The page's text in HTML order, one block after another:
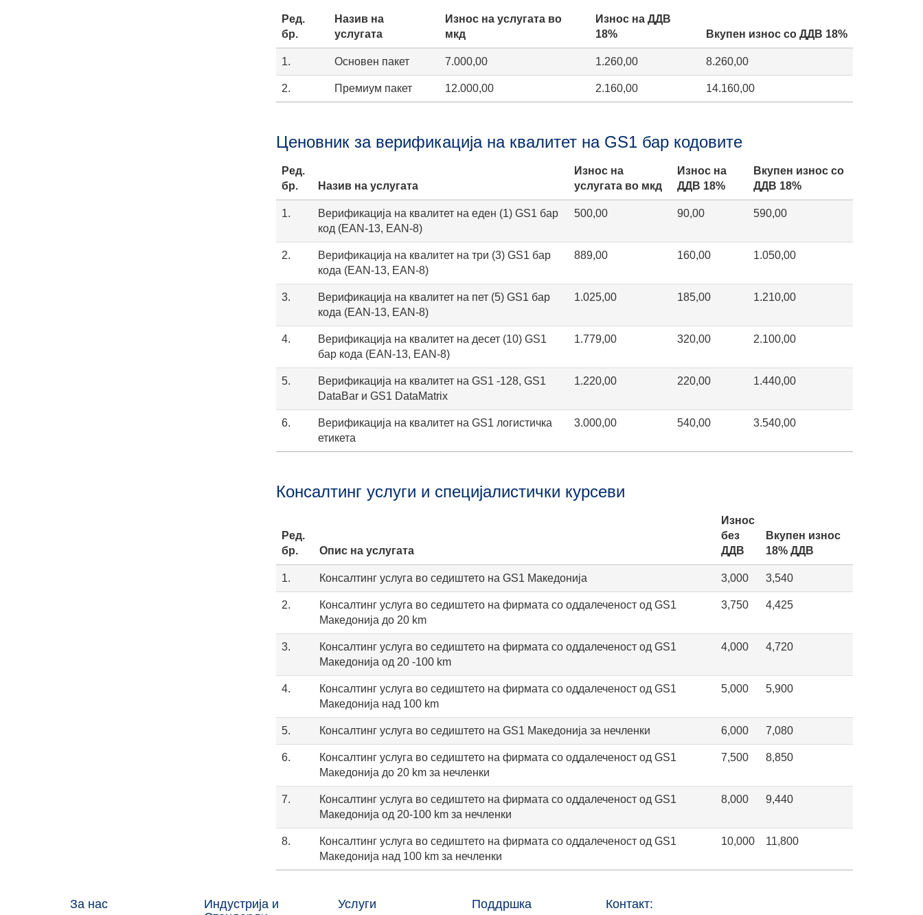
Ред.
бр.
Назив на
услугата
Износ на услугата во
мкд
Износ на ДДВ
18%
Вкупен износ со ДДВ 18%
1. Основен пакет 7.000,00 1.260,00 8.260,00
2. Премиум пакет 12.000,00 2.160,00 14.160,00
Ценовник за верификација на квалитет на GS1 бар кодовите
Ред.
бр.
Назив на услугата
Износ на
услугата во мкд
Износ на
ДДВ 18%
Вкупен износ со
ДДВ 18%
1.
Верификација на квалитет на еден (1) GS1 бар
код (EAN-13, EAN-8)
500,00 90,00 590,00
2.
Верификација на квалитет на три (3) GS1 бар
кода (EAN-13, EAN-8)
889,00 160,00 1.050,00
3.
Верификација на квалитет на пет (5) GS1 бар
кода (EAN-13, EAN-8)
1.025,00 185,00 1.210,00
4.
Верификација на квалитет на десет (10) GS1
бар кода (EAN-13, EAN-8)
1.779,00 320,00 2.100,00
5.
Верификација на квалитет на GS1 -128, GS1
DataBar и GS1 DataMatrix
1.220,00 220,00 1.440,00
6.
Верификација на квалитет на GS1 логистичка
етикета
3.000,00 540,00 3.540,00
Консалтинг услуги и специјалистички курсеви
Ред.
бр.
Опис на услугата
Износ
без
ДДВ
Вкупен износ
18% ДДВ
1. Консалтинг услуга во седиштето на GS1 Maкедонија 3,000 3,540
2.
Консалтинг услуга во седиштето на фирмата со оддалеченост од GS1
Maкедонија до 20 km
3,750 4,425
3.
Консалтинг услуга во седиштето на фирмата со оддалеченост од GS1
Maкедонија од 20 -100 km
4,000 4,720
4.
Консалтинг услуга во седиштето на фирмата со оддалеченост од GS1
Maкедонија над 100 km
5,000 5,900
5. Консалтинг услуга во седиштето на GS1 Maкедонија за нечленки 6,000 7,080
6.
Консалтинг услуга во седиштето на фирмата со оддалеченост од GS1
Maкедонија до 20 km за нечленки
7,500 8,850
7.
Консалтинг услуга во седиштето на фирмата со оддалеченост од GS1
Македонија од 20-100 km за нечленки
8,000 9,440
8.
Консалтинг услуга во седиштето на фирмата со оддалеченост од GS1
Maкедонија над 100 km за нечленки
10,000 11,800
За нас
Индустрија и
Услуги Поддршка Контакт: